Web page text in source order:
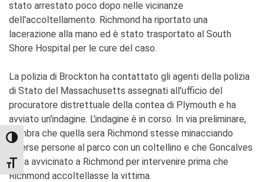
TOGGLE HIGH CONTRAST
TOGGLE FONT SIZE
stato arrestato poco dopo nelle vicinanze
dell'accoltellamento. Richmond ha riportato una
lacerazione alla mano ed è stato trasportato al South
Shore Hospital per le cure del caso.
La polizia di Brockton ha contattato gli agenti della polizia
di Stato del Massachusetts assegnati all'ufficio del
procuratore distrettuale della contea di Plymouth e ha
avviato un'indagine. L'indagine è in corso. In via preliminare,
sembra che quella sera Richmond stesse minacciando
diverse persone al parco con un coltellino e che Goncalves
si sia avvicinato a Richmond per intervenire prima che
Richmond accoltellasse la vittima.